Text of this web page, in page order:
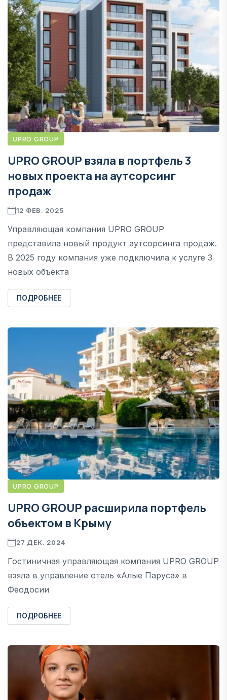
UPRO GROUP
UPRO GROUP взяла в портфель 3
новых проекта на аутсорсинг
продаж
12 ФЕВ. 2025
Управляющая компания UPRO GROUP
представила новый продукт аутсорсинга продаж.
В 2025 году компания уже подключила к услуге 3
новых объекта
ПОДРОБНЕЕ
UPRO GROUP
UPRO GROUP расширила портфель
объектом в Крыму
27 ДЕК. 2024
Гостиничная управляющая компания UPRO GROUP
взяла в управление отель «Алые Паруса» в
Феодосии
ПОДРОБНЕЕ